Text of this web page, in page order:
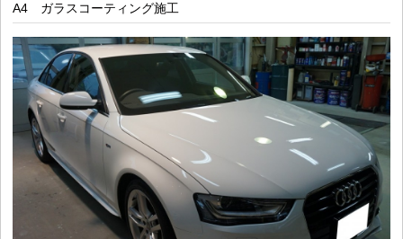
A4 ガラスコーティング施工